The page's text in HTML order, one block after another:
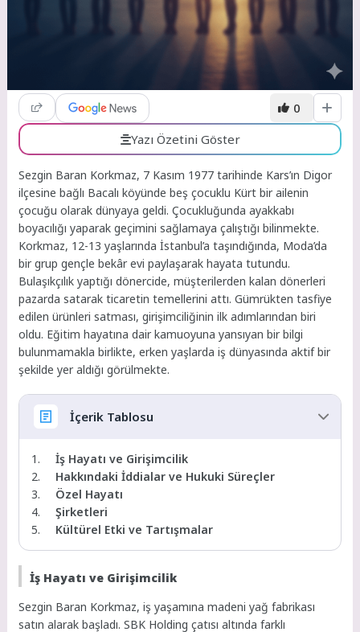
0
Yazı Özetini Göster
Sezgin Baran Korkmaz, 7 Kasım 1977 tarihinde Kars’ın Digor
ilçesine bağlı Bacalı köyünde beş çocuklu Kürt bir ailenin
çocuğu olarak dünyaya geldi. Çocukluğunda ayakkabı
boyacılığı yaparak geçimini sağlamaya çalıştığı bilinmekte.
Korkmaz, 12-13 yaşlarında İstanbul’a taşındığında, Moda’da
bir grup gençle bekâr evi paylaşarak hayata tutundu.
Bulaşıkçılık yaptığı dönercide, müşterilerden kalan dönerleri
pazarda satarak ticaretin temellerini attı. Gümrükten tasfiye
edilen ürünleri satması, girişimciliğinin ilk adımlarından biri
oldu. Eğitim hayatına dair kamuoyuna yansıyan bir bilgi
bulunmamakla birlikte, erken yaşlarda iş dünyasında aktif bir
şekilde yer aldığı görülmekte.
İçerik Tablosu
İş Hayatı ve Girişimcilik
Hakkındaki İddialar ve Hukuki Süreçler
Özel Hayatı
Şirketleri
Kültürel Etki ve Tartışmalar
İş Hayatı ve Girişimcilik
Sezgin Baran Korkmaz, iş yaşamına madeni yağ fabrikası
satın alarak başladı. SBK Holding çatısı altında farklı